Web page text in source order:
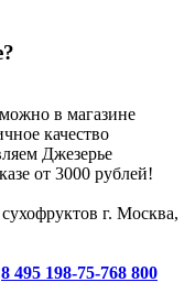
в магазине
качество
Джезерье
от 3000 рублей!
г. Москва,
8 495 198-75-768 800